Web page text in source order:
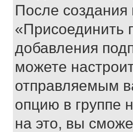
После
«Присоединить
добавления
можете
отправляемым
опцию в группе
на это, вы